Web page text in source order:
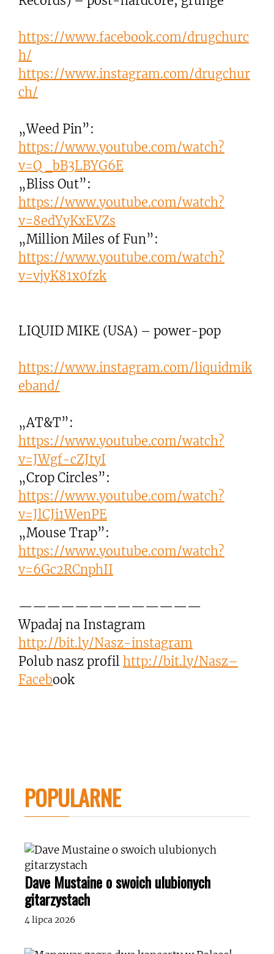
https://www.facebook.com/drugchurc
h/
https://www.instagram.com/drugchur
ch/
„Weed Pin”:
https://www.youtube.com/watch?
v=Q_bB3LBYG6E
„Bliss Out”:
https://www.youtube.com/watch?
v=8edYyKxEVZs
„Million Miles of Fun”:
https://www.youtube.com/watch?
v=vjyK81x0fzk
LIQUID MIKE (USA) – power-pop
https://www.instagram.com/liquidmik
eband/
„AT&T”:
https://www.youtube.com/watch?
v=JWgf-cZJtyI
„Crop Circles”:
https://www.youtube.com/watch?
v=JlCJi1WenPE
„Mouse Trap”:
https://www.youtube.com/watch?
v=6Gc2RCnphII
—————————————
Wpadaj na Instagram
http://bit.ly/Nasz-instagram
Polub nasz profil http://bit.ly/Nasz–
Facebook
POPULARNE
Dave Mustaine o swoich ulubionych
gitarzystach
4 lipca 2026